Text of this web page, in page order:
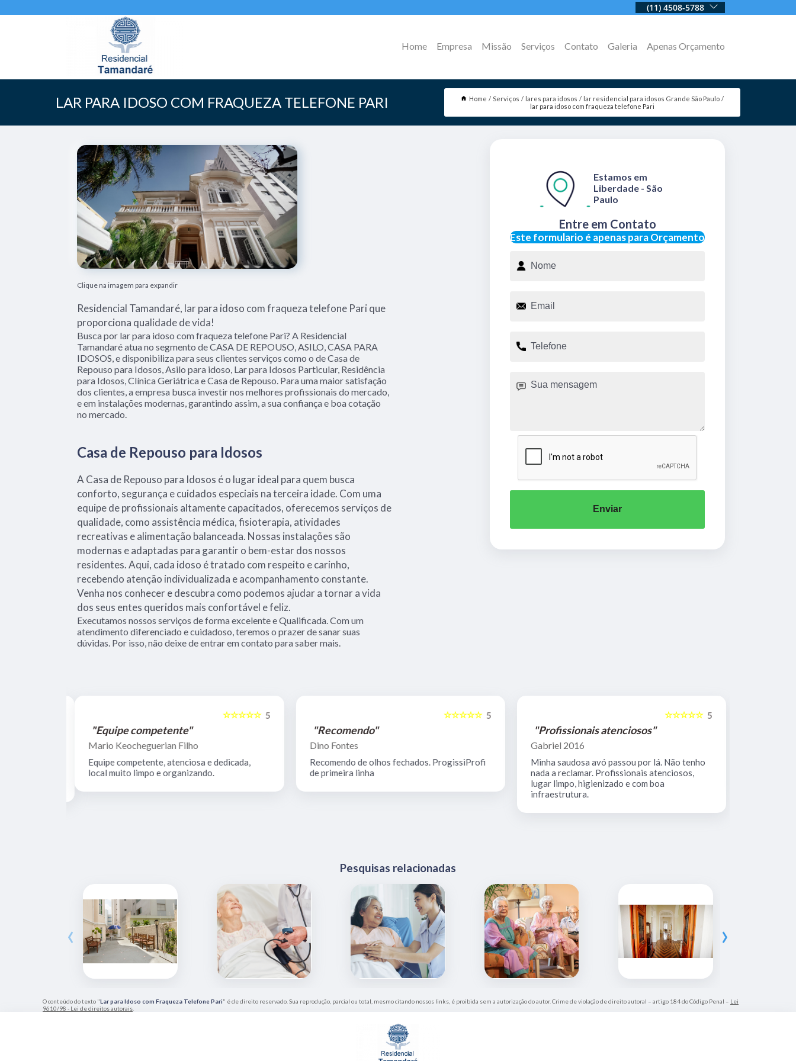
(11) 4508-5788
Home Empresa Missão Serviços Contato Galeria Apenas Orçamento
LAR PARA IDOSO COM FRAQUEZA TELEFONE PARI Home Serviços lares para idosos
lar residencial para idosos Grande São Paulo
lar para idoso com fraqueza telefone Pari
Clique na imagem para expandir
Residencial Tamandaré, lar para idoso com fraqueza telefone Pari que
proporciona qualidade de vida!
Busca por lar para idoso com fraqueza telefone Pari? A Residencial
Tamandaré atua no segmento de CASA DE REPOUSO, ASILO, CASA PARA
IDOSOS, e disponibiliza para seus clientes serviços como o de Casa de
Repouso para Idosos, Asilo para idoso, Lar para Idosos Particular, Residência
para Idosos, Clínica Geriátrica e Casa de Repouso. Para uma maior satisfação
dos clientes, a empresa busca investir nos melhores profissionais do mercado,
e em instalações modernas, garantindo assim, a sua confiança e boa cotação
no mercado.
Casa de Repouso para Idosos
A Casa de Repouso para Idosos é o lugar ideal para quem busca
conforto, segurança e cuidados especiais na terceira idade. Com uma
equipe de profissionais altamente capacitados, oferecemos serviços de
qualidade, como assistência médica, fisioterapia, atividades
recreativas e alimentação balanceada. Nossas instalações são
modernas e adaptadas para garantir o bem-estar dos nossos
residentes. Aqui, cada idoso é tratado com respeito e carinho,
recebendo atenção individualizada e acompanhamento constante.
Venha nos conhecer e descubra como podemos ajudar a tornar a vida
dos seus entes queridos mais confortável e feliz.
Executamos nossos serviços de forma excelente e Qualificada. Com um
atendimento diferenciado e cuidadoso, teremos o prazer de sanar suas
dúvidas. Por isso, não deixe de entrar em contato para saber mais.
Este formulario é apenas para Orçamento
Entre em Contato
Estamos em
Liberdade - São
Paulo
Enviar
5
☆☆☆☆☆
"Equipe competente"
Mario Keocheguerian Filho
Equipe competente, atenciosa e dedicada,
local muito limpo e organizando.
5
☆☆☆☆☆
"Recomendo"
Dino Fontes
Recomendo de olhos fechados. ProgissiProfi
de primeira linha
5
☆☆☆☆☆
"Profissionais atenciosos"
Gabriel 2016
Minha saudosa avó passou por lá. Não tenho
nada a reclamar. Profissionais atenciosos,
lugar limpo, higienizado e com boa
infraestrutura.
Pesquisas relacionadas
‹ ›
O conteúdo do texto "Lar para Idoso com Fraqueza Telefone Pari" é de direito reservado. Sua reprodução, parcial ou total, mesmo citando nossos links, é proibida sem a autorização do autor. Crime de violação de direito autoral – artigo 184 do Código Penal – Lei
9610/98 - Lei de direitos autorais